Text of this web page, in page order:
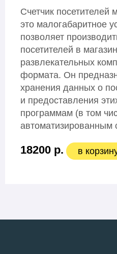
Счетчик посетителей
это малогабаритное
позволяет
посетителей в
развлекательных
формата. Он
хранения данных о
и предоставления
программам (в том
автоматизированным
18200 р. в